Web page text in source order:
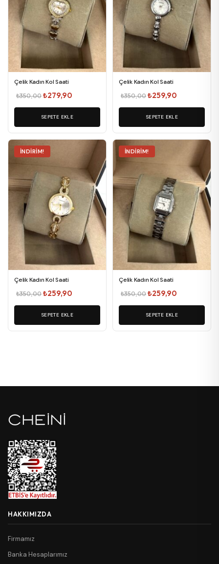
Çelik Kadın Kol Saati
₺350,00Orijinal
fiyat:
₺350,00.
₺279,90
andaki
fiyat:
₺279,90.
SEPETE EKLE
Çelik Kadın Kol Saati
₺350,00Orijinal
fiyat:
₺350,00.
₺259,90
andaki
fiyat:
₺259,90.
SEPETE EKLE
İNDIRIM!
Çelik Kadın Kol Saati
₺350,00Orijinal
fiyat:
₺350,00.
₺259,90
andaki
fiyat:
SEPETE EKLE
İNDIRIM!
Çelik Kadın Kol Saati
₺350,00Orijinal
fiyat:
₺350,00.
₺259,90
andaki
fiyat:
SEPETE EKLE
HAKKIMIZDA
Firmamız
Banka Hesaplarımız